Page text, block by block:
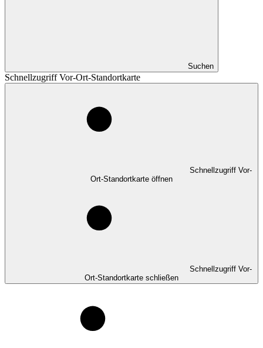
Suchen
Schnellzugriff Vor-Ort-Standortkarte
Schnellzugriff Vor-
Ort-Standortkarte öffnen
Schnellzugriff Vor-
Ort-Standortkarte schließen